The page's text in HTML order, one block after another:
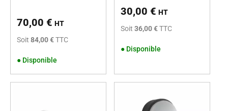
70,00 € HT
Soit 84,00 €TTC
● Disponible
30,00 € HT
Soit 36,00 €TTC
● Disponible